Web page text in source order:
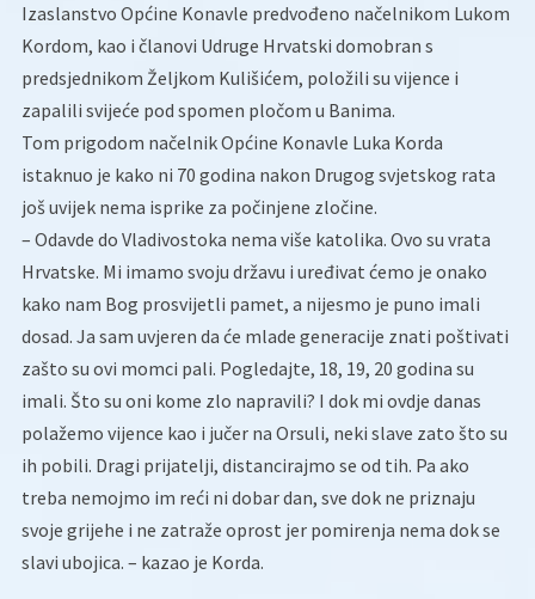
Izaslanstvo Općine Konavle predvođeno načelnikom Lukom
Kordom, kao i članovi Udruge Hrvatski domobran s
predsjednikom Željkom Kulišićem, položili su vijence i
zapalili svijeće pod spomen pločom u Banima.
Tom prigodom načelnik Općine Konavle Luka Korda
istaknuo je kako ni 70 godina nakon Drugog svjetskog rata
još uvijek nema isprike za počinjene zločine.
– Odavde do Vladivostoka nema više katolika. Ovo su vrata
Hrvatske. Mi imamo svoju državu i uređivat ćemo je onako
kako nam Bog prosvijetli pamet, a nijesmo je puno imali
dosad. Ja sam uvjeren da će mlade generacije znati poštivati
zašto su ovi momci pali. Pogledajte, 18, 19, 20 godina su
imali. Što su oni kome zlo napravili? I dok mi ovdje danas
polažemo vijence kao i jučer na Orsuli, neki slave zato što su
ih pobili. Dragi prijatelji, distancirajmo se od tih. Pa ako
treba nemojmo im reći ni dobar dan, sve dok ne priznaju
svoje grijehe i ne zatraže oprost jer pomirenja nema dok se
slavi ubojica. – kazao je Korda.